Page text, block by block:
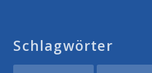
Schlagwörter